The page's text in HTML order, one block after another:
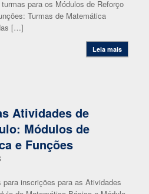
para os Módulos de Reforço
Turmas de Matemática
[…]
Leia mais
Atividades de
Módulos de
e Funções
inscrições para as Atividades